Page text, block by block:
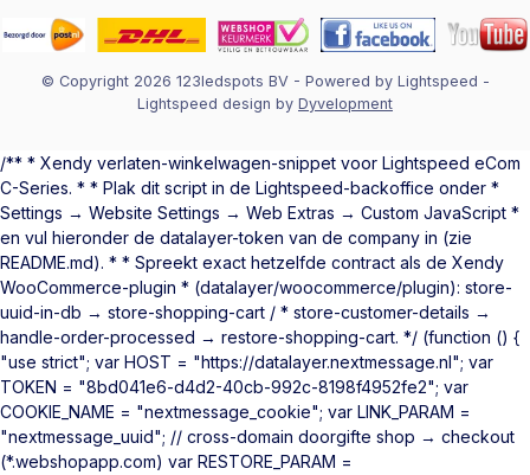
© Copyright 2026 123ledspots BV- Powered by Lightspeed -
Lightspeed design by Dyvelopment
/** * Xendy verlaten-winkelwagen-snippet voor Lightspeed eCom
C-Series. * * Plak dit script in de Lightspeed-backoffice onder *
Settings → Website Settings → Web Extras → Custom JavaScript *
en vul hieronder de datalayer-token van de company in (zie
README.md). * * Spreekt exact hetzelfde contract als de Xendy
WooCommerce-plugin * (datalayer/woocommerce/plugin): store-
uuid-in-db → store-shopping-cart / * store-customer-details →
handle-order-processed → restore-shopping-cart. */ (function () {
"use strict"; var HOST = "https://datalayer.nextmessage.nl"; var
TOKEN = "8bd041e6-d4d2-40cb-992c-8198f4952fe2"; var
COOKIE_NAME = "nextmessage_cookie"; var LINK_PARAM =
"nextmessage_uuid"; // cross-domain doorgifte shop → checkout
(*.webshopapp.com) var RESTORE_PARAM =